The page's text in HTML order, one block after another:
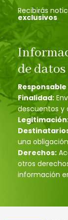
Recibirás
exclusivos
de datos
Finalidad:
descuentos y
una
Derechos:
otros
información